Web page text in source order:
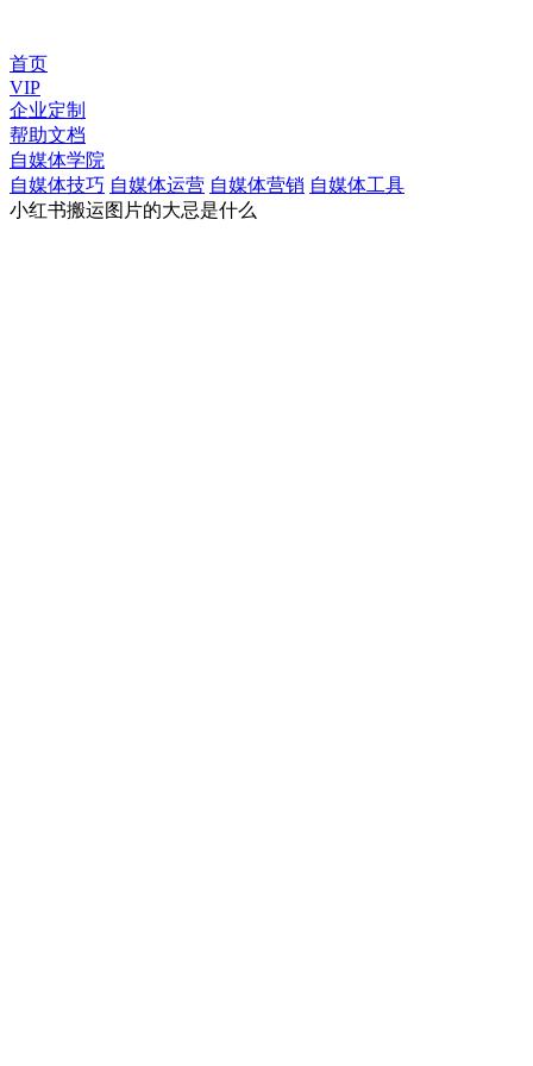
首页
VIP
企业定制
帮助文档
自媒体学院
自媒体技巧 自媒体运营 自媒体营销 自媒体工具
小红书搬运图片的大忌是什么